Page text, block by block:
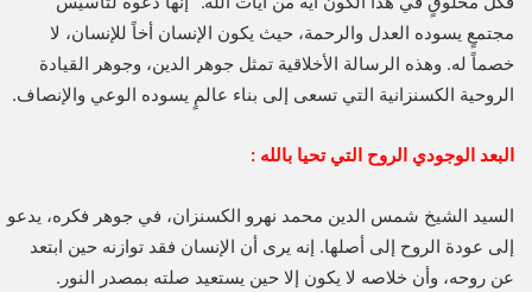
مجتمعٍ يسوده العدل والرحمة، حيث يكون الإنسان أخاً للإنسان، لا
خصماً له. وهذه الرسالة الأخلاقية تمثل جوهر الدين، وجوهر القيادة
الروحية الكسنزانية التي تسعى إلى بناء عالمٍ يسوده الوعي والإنصاف.
البعد الوجودي الروح التي تحيا بالله :
السيد الشيخ شمس الدين محمد نهرو الكسنزان، في جوهر فكره، يدعو
إلى عودة الروح إلى أصلها. إنه يرى أن الإنسان فقد توازنه حين ابتعد
عن روحه، وأن خلاصه لا يكون إلا حين يستعيد صلته بمصدر النور.